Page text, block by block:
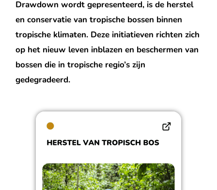
Drawdown wordt gepresenteerd, is de herstel
en conservatie van tropische bossen binnen
tropische klimaten. Deze initiatieven richten zich
op het nieuw leven inblazen en beschermen van
bossen die in tropische regio’s zijn
gedegradeerd.